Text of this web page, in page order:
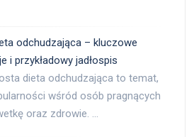
odchudzająca – kluczowe
i przykładowy jadłospis
dieta odchudzająca to temat,
wśród osób pragnących
oraz zdrowie. …